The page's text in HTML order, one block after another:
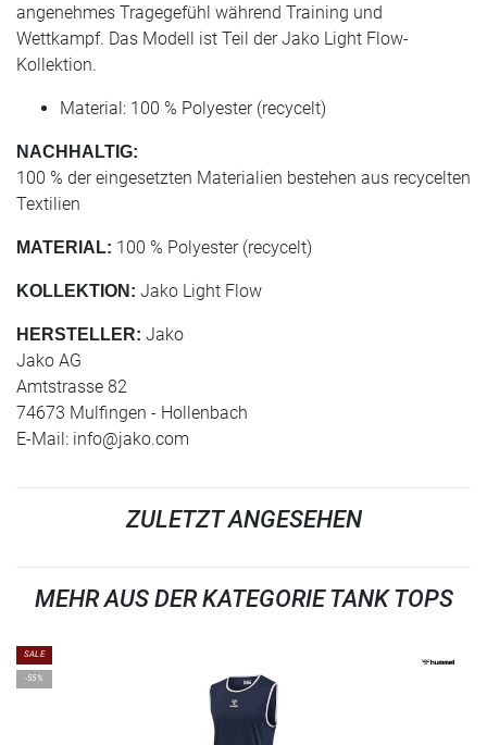
angenehmes Tragegefühl während Training und
Wettkampf. Das Modell ist Teil der Jako Light Flow-
Kollektion.
Material: 100 % Polyester (recycelt)
NACHHALTIG:
100 % der eingesetzten Materialien bestehen aus recycelten
Textilien
MATERIAL: 100 % Polyester (recycelt)
KOLLEKTION: Jako Light Flow
HERSTELLER: Jako
Jako AG
Amtstrasse 82
74673 Mulfingen - Hollenbach
E-Mail: info@jako.com
ZULETZT ANGESEHEN
MEHR AUS DER KATEGORIE TANK TOPS
SALE
-55%